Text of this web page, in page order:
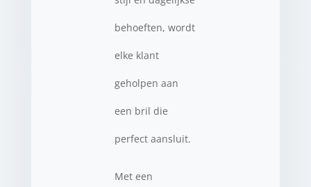
behoeften, wordt
elke klant
geholpen aan
een bril die
perfect aansluit.
Met een